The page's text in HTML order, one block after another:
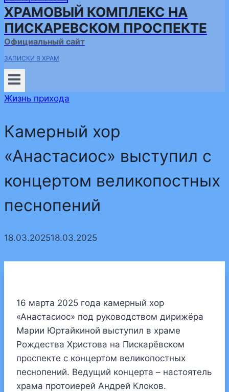
ХРАМОВЫЙ КОМПЛЕКС НА
ПИСКАРЕВСКОМ ПРОСПЕКТЕ
Официальный сайт
ЗАПИСКИ В ХРАМ
Жизнь прихода
Камерный хор
«Анастасиос» выступил с
концертом великопостных
песнопений
18.03.202518.03.2025
16 марта 2025 года камерный хор
«Анастасиос» под руководством дирижёра
Марии Юртайкиной выступил в храме
Рождества Христова на Пискарёвском
проспекте с концертом великопостных
песнопений. Ведущий концерта – настоятель
храма протоиерей Андрей Клоков.